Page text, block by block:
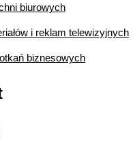
biurowych
i reklam telewizyjnych
biznesowych